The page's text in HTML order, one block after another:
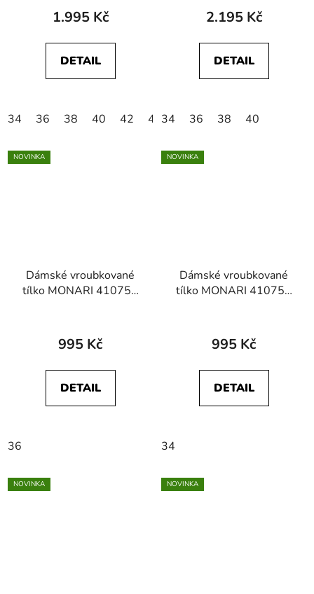
jumper
1.995 Kč
DETAIL
34 36 38 40 42 44
2.195 Kč
DETAIL
34 36 38 40
NOVINKA
Dámské vroubkované
tílko MONARI 410751
995 Kč
DETAIL
36
NOVINKA
Dámské vroubkované
tílko MONARI 410751
995 Kč
DETAIL
34
NOVINKA NOVINKA